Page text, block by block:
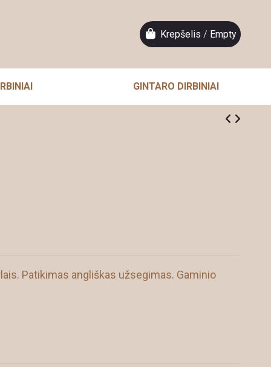
Krepšelis / Empty
GINTARO DIRBINIAI
Patikimas angliškas užsegimas. Gaminio